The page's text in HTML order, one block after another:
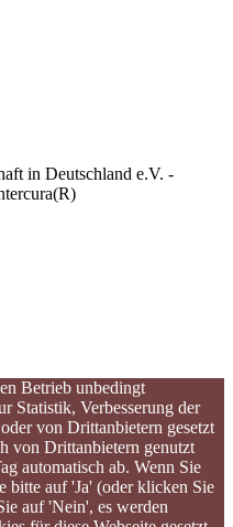
in Deutschland e.V. -
Betrieb unbedingt
Statistik, Verbesserung der
von Drittanbietern gesetzt
von Drittanbietern genutzt
automatisch ab. Wenn Sie
bitte auf 'Ja' (oder klicken Sie
auf 'Nein', es werden